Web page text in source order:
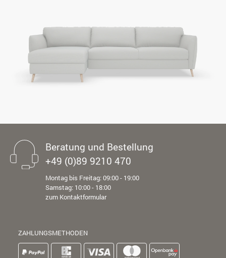
Beratung und Bestellung
+49 (0)89 9210 470
Montag bis Freitag: 09:00 - 19:00
Samstag: 10:00 - 18:00
zum Kontaktformular
ZAHLUNGSMETHODEN